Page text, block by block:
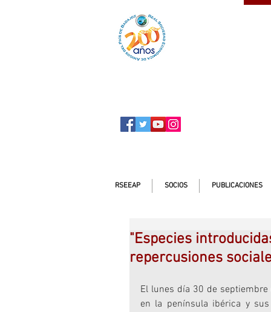
RSEEAP SOCIOS PUBLICACIONES
"Especies
repercusiones
El lunes día 30 de
en la península ibérica y